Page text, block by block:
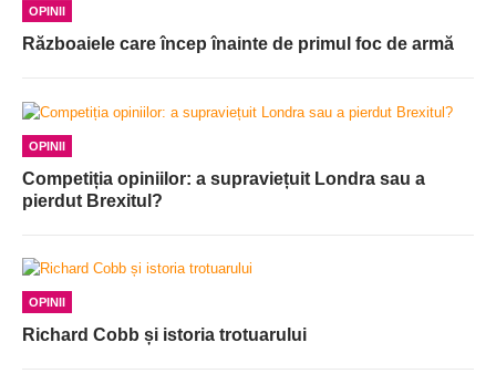
OPINII
Războaiele care încep înainte de primul foc de armă
OPINII
Competiția opiniilor: a supraviețuit Londra sau a
pierdut Brexitul?
OPINII
Richard Cobb și istoria trotuarului